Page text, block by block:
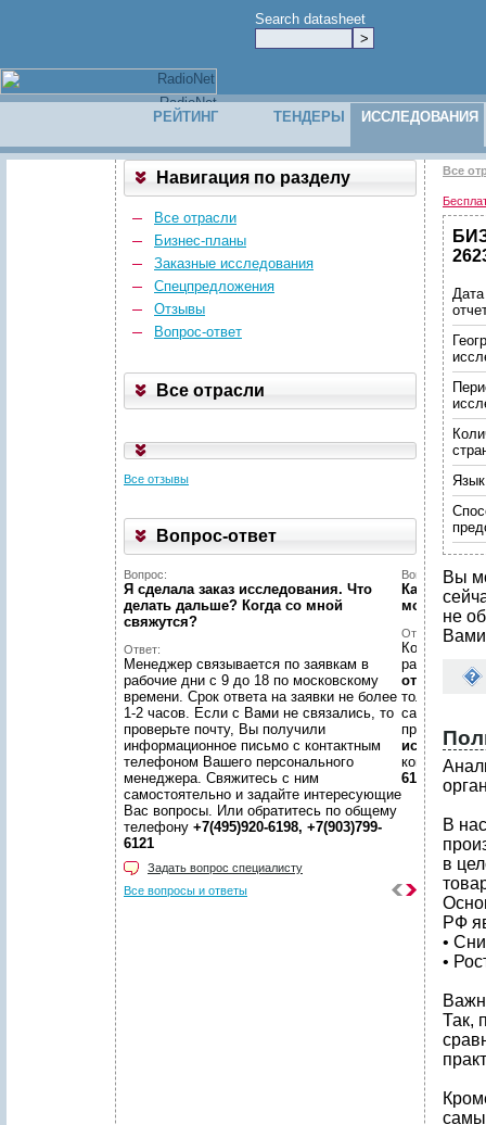
Search datasheet
РЕЙТИНГ ТЕНДЕРЫ ИССЛЕДОВАНИЯ
Навигация по разделу
Все отрасли
Бизнес-планы
Заказные исследования
Спецпредложения
Отзывы
Вопрос-ответ
Все отрасли
Все отзывы
Вопрос-ответ
Вопрос:
Я сделала заказ исследования. Что
делать дальше? Когда со мной
свяжутся?
Ответ:
Менеджер связывается по заявкам в
рабочие дни с 9 до 18 по московскому
времени. Срок ответа на заявки не более
1-2 часов. Если с Вами не связались, то
проверьте почту, Вы получили
информационное письмо с контактным
телефоном Вашего персонального
менеджера. Свяжитесь с ним
самостоятельно и задайте интересующие
Вас вопросы. Или обратитесь по общему
телефону +7(495)920-6198, +7(903)799-
6121
Вопрос:
Как найти
можете
Ответ:
Конечно
размещено
отчетов
,
только
самой
предложить
6198,
Задать вопрос специалисту
Все вопросы и ответы
Все
Вы
не
В
в
РФ
•
•
Так,